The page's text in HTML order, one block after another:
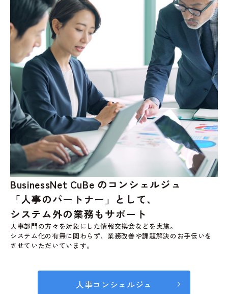
BusinessNet CuBe のコンシェルジュ
「人事のパートナー」として、
システム外の業務もサポート
人事部門の方々を対象にした情報交換会などを実施。
システム化の有無に関わらず、業務改善や課題解決のお手伝いを
させていただいています。
人事コンシェルジュ